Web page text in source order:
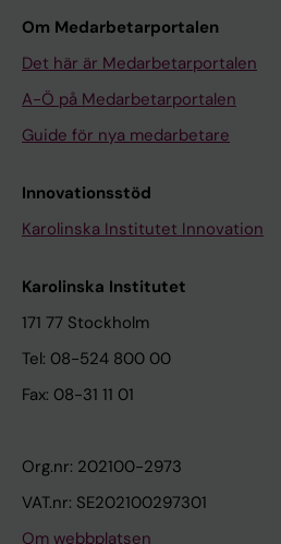
Om Medarbetarportalen
Det här är Medarbetarportalen
A-Ö på Medarbetarportalen
Guide för nya medarbetare
Innovationsstöd
Karolinska Institutet Innovation
Karolinska Institutet
171 77 Stockholm
Tel: 08-524 800 00
Fax: 08-31 11 01
Org.nr: 202100-2973
VAT.nr: SE202100297301
Om webbplatsen